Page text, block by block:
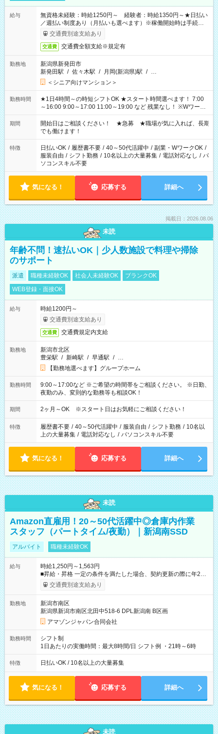
給与
無資格未経験：時給1250円～ 経験者：時給1350円～★日払い
／週払い制度あり（月払いも選べます）※稼働開始時は手続き完
了次第のお支払いとなります。
交通費別途支給あり
交通費 交通費全額支給※規定有
勤務地
新潟県新発田市
新発田駅 / 佐々木駅 / 月岡(新潟県)駅 / …
＜シニア向けマンション＞
勤務時間
★1日4時間～の時短シフトOK ★スタート時間選べます！ 7:00
～16:00 9:00～17:00 11:00～19:00 など 残業なし！ ※Wワーク
の場合、他のお仕事と合わせ週40時間超の就業はご案内できま
せん ※法令に基づき、週20時間以上勤務は社会保険への加入対
象となります ※労働者派遣法（日雇い派遣の原則禁止）によ
り、短時間・短期間の就業はご案内が難しい場合があります
期間
開始日はご相談ください！ ★急募 ★職場が気に入れば、長期
でも働けます！
特徴 日払いOK / 履歴書不要 / 40～50代活躍中 / 副業・WワークOK /
服装自由 / シフト勤務 / 10名以上の大量募集 / 電話対応なし / パ
ソコンスキル不要
気になる！ 応募する 詳細へ
掲載日：2026.08.06
未読
年齢不問！速払いOK｜少人数施設で料理や掃除
のサポート
派遣 職種未経験OK 社会人未経験OK
ブランクOK
WEB登録・面接OK
給与
時給1200円～
交通費別途支給あり
交通費 交通費規定内支給
勤務地
新潟市北区
豊栄駅 / 新崎駅 / 早通駅 / …
【勤務地選べます】グループホーム
勤務時間
9:00～17:00など ※ご希望の時間帯をご相談ください。 ※日勤、
夜勤のみ、変則的な勤務等も相談OK！
期間 2ヶ月～OK ※スタート日はお気軽にご相談ください！
特徴 履歴書不要 / 40～50代活躍中 / 服装自由 / シフト勤務 / 10名以
上の大量募集 / 電話対応なし / パソコンスキル不要
気になる！ 応募する 詳細へ
未読
Amazon直雇用！20～50代活躍中◎倉庫内作業
スタッフ（パートタイム/夜勤）｜新潟南SSD
アルバイト 職種未経験OK
給与
時給1,250円～1,563円
■昇給・昇格 一定の条件を満たした場合、契約更新の際に年2回
まで昇給の機会があります。 ■正社員登用制度あり ※月末締/翌
月25日支払い ※時間外手当、別途支給 ※深夜割増賃金 (22:00～
☆Amazon直雇用で安定して働けます！ 【試用期間】試用期間
あり 試用期間の長さ：1週間 雇用形態、給与は本採用時と同じ
です。
交通費別途支給あり
勤務地
新潟市南区
新潟県新潟市南区北田中518-6 DPL新潟南 B区画
アマゾンジャパン合同会社
勤務時間
シフト制
1日あたりの実働時間：最大8時間/日 シフト例 ・21時～6時
特徴 日払いOK / 10名以上の大量募集
気になる！ 応募する 詳細へ
未読